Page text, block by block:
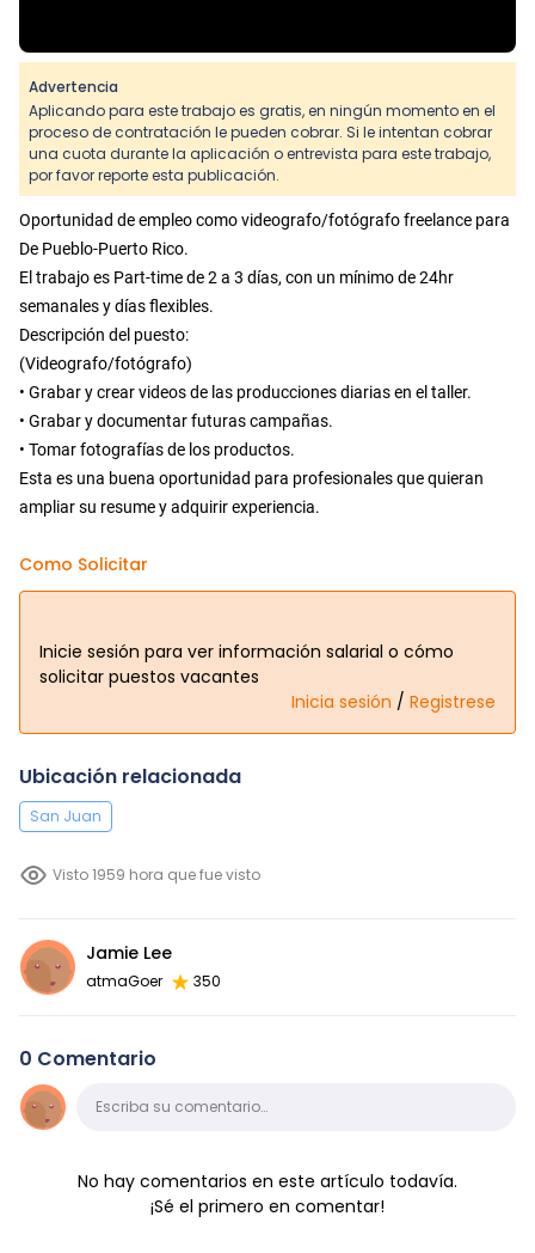
Advertencia
Aplicando para este trabajo es gratis, en ningún momento en el
proceso de contratación le pueden cobrar. Si le intentan cobrar
una cuota durante la aplicación o entrevista para este trabajo,
por favor reporte esta publicación.
Oportunidad de empleo como videografo/fotógrafo freelance para
De Pueblo-Puerto Rico.
El trabajo es Part-time de 2 a 3 días, con un mínimo de 24hr
semanales y días flexibles.
Descripción del puesto:
(Videografo/fotógrafo)
• Grabar y crear videos de las producciones diarias en el taller.
• Grabar y documentar futuras campañas.
• Tomar fotografías de los productos.
Esta es una buena oportunidad para profesionales que quieran
ampliar su resume y adquirir experiencia.
Como Solicitar
Inicie sesión para ver información salarial o cómo
solicitar puestos vacantes
Inicia sesión / Registrese
Ubicación relacionada
San Juan
Visto 1959 hora que fue visto
Jamie Lee
atmaGoer 350
0 Comentario
ComentarioEscriba su comentario…
No hay comentarios en este artículo todavía.
¡Sé el primero en comentar!